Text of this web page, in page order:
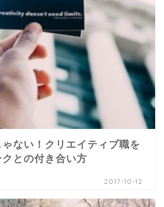
ない！クリエイティブ職を
との付き合い方
2017-10-12